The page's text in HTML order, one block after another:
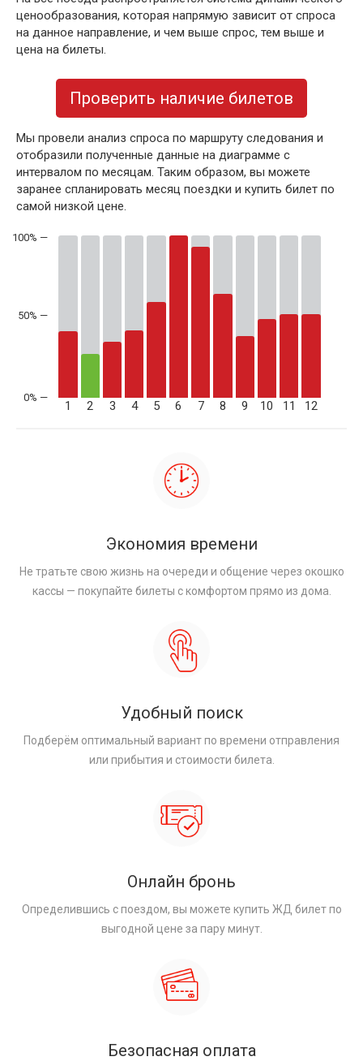
ценообразования, которая напрямую зависит от спроса
на данное направление, и чем выше спрос, тем выше и
цена на билеты.
Проверить наличие билетов
Мы провели анализ спроса по маршруту следования и
отобразили полученные данные на диаграмме с
интервалом по месяцам. Таким образом, вы можете
заранее спланировать месяц поездки и купить билет по
самой низкой цене.
50% —
1 2 3 4 5 6 7 8 9 10 11 12
Экономия времени
Не тратьте свою жизнь на очереди и общение через окошко
кассы — покупайте билеты с комфортом прямо из дома.
Удобный поиск
Подберём оптимальный вариант по времени отправления
или прибытия и стоимости билета.
Онлайн бронь
Определившись с поездом, вы можете купить ЖД билет по
выгодной цене за пару минут.
Безопасная оплата